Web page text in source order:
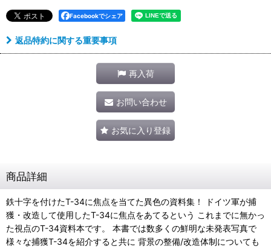
Facebookでシェア
返品特約に関する重要事項
再入荷
お問い合わせ
お気に入り登録
商品詳細
鉄十字を付けたT-34に焦点を当てた異色の資料集！ ドイツ軍が捕
獲・改造して使用したT-34に焦点をあてるという これまでに無かっ
た視点のT-34資料本です。 本書では数多くの鮮明な未発表写真で
様々な捕獲T-34を紹介すると共に 背景の整備/改造体制についても